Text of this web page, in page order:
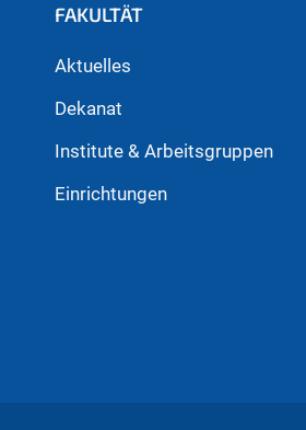
FAKULTÄT
Aktuelles
Dekanat
Institute & Arbeitsgruppen
Einrichtungen